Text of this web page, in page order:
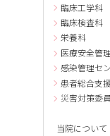
臨床工学科
臨床検査科
栄養科
医療安全管
感染管理セ
患者総合支
災害対策委
当院について